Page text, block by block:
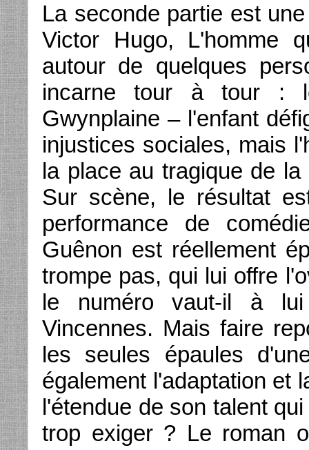
La seconde partie est
Victor Hugo, L'homme
autour de quelques
incarne tour à tour :
Gwynplaine – l'enfant
injustices sociales, mais
la place au tragique de
Sur scène, le résultat
performance de
Guênon est réellement
trompe pas, qui lui offre
le numéro vaut-il à lui
Vincennes. Mais faire
les seules épaules
également l'adaptation et
l'étendue de son talent
trop exiger ? Le roman